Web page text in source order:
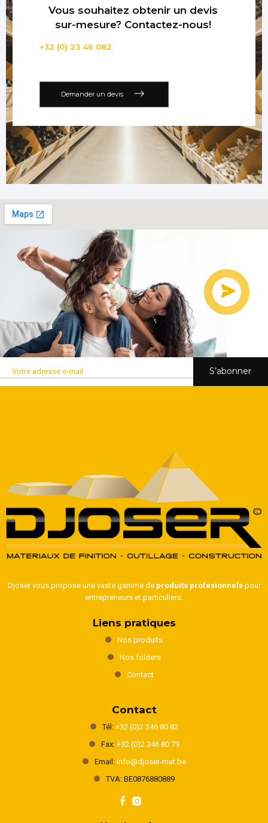
Vous souhaitez obtenir un devis
sur-mesure? Contactez-nous!
+32 (0) 23 46 082
Demander un devis
S’abonner
Djoser vous propose une vaste gamme de produits profesionnelspour
entrepreneurs et particuliers.
Liens pratiques
Nos produits
Nos folders
Contact
Contact
Tél: +32 (0)2 346 80 82
Fax: +32 (0)2 346 80 79
Email: info@djoser-mat.be
TVA: BE0876880889